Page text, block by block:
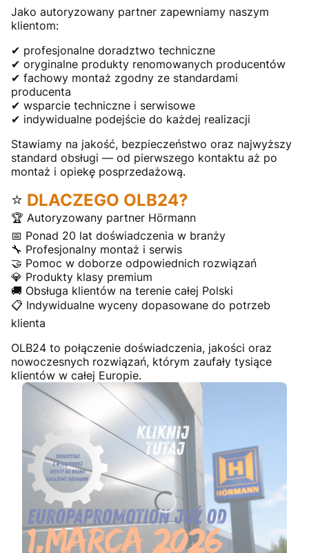
Jako autoryzowany partner zapewniamy naszym
klientom:
✔ profesjonalne doradztwo techniczne
✔ oryginalne produkty renomowanych producentów
✔ fachowy montaż zgodny ze standardami
producenta
✔ wsparcie techniczne i serwisowe
✔ indywidualne podejście do każdej realizacji
Stawiamy na jakość, bezpieczeństwo oraz najwyższy
standard obsługi — od pierwszego kontaktu aż po
montaż i opiekę posprzedażową.
⭐ DLACZEGO OLB24?
🏆 Autoryzowany partner Hörmann
📅 Ponad 20 lat doświadczenia w branży
🔧 Profesjonalny montaż i serwis
🤝 Pomoc w doborze odpowiednich rozwiązań
💎 Produkty klasy premium
🚚 Obsługa klientów na terenie całej Polski
📋 Indywidualne wyceny dopasowane do potrzeb
klienta
OLB24 to połączenie doświadczenia, jakości oraz
nowoczesnych rozwiązań, którym zaufały tysiące
klientów w całej Europie.